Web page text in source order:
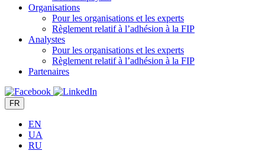
Organisations
Pour les organisations et les experts
Règlement relatif à l’adhésion à la FIP
Analystes
Pour les organisations et les experts
Règlement relatif à l’adhésion à la FIP
Partenaires
FR
EN
UA
RU